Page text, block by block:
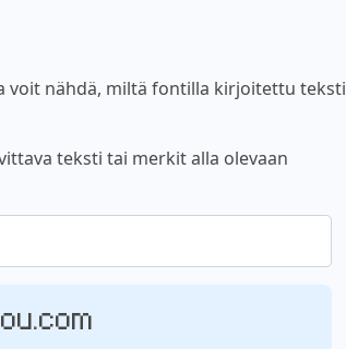
voit nähdä, miltä fontilla kirjoitettu teksti
teksti tai merkit alla olevaan